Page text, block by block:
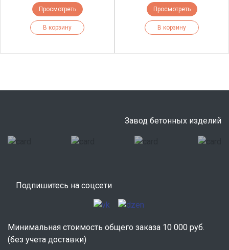
Просмотреть
В корзину
Просмотреть
В корзину
Завод бетонных изделий
Подпишитесь на соцсети
Минимальная стоимость общего заказа 10 000 руб.
(без учета доставки)